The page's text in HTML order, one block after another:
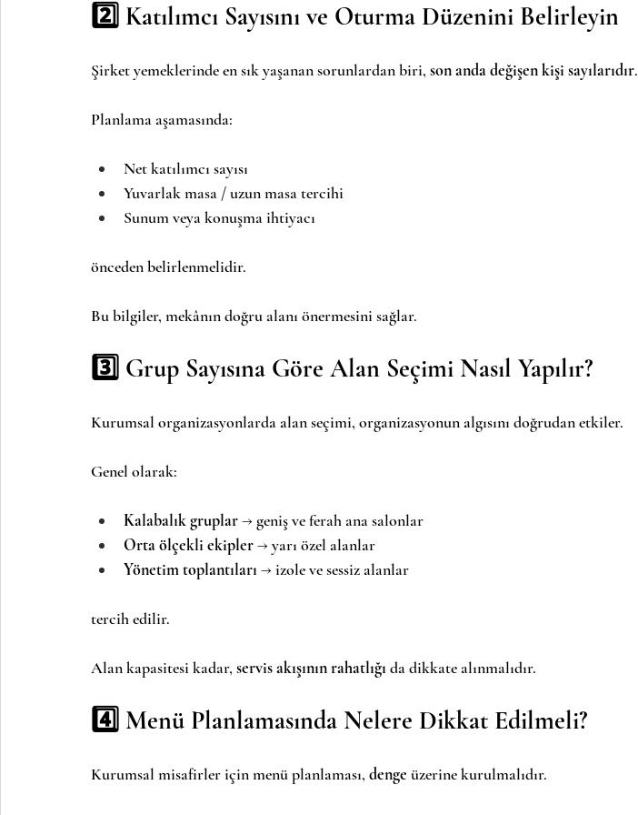
2️⃣ Katılımcı Sayısını ve Oturma Düzenini Belirleyin
Şirket yemeklerinde en sık yaşanan sorunlardan biri, son anda değişen kişi sayılarıdır.
Planlama aşamasında:
Net katılımcı sayısı
Yuvarlak masa / uzun masa tercihi
Sunum veya konuşma ihtiyacı
önceden belirlenmelidir.
Bu bilgiler, mekânın doğru alanı önermesini sağlar.
3️⃣ Grup Sayısına Göre Alan Seçimi Nasıl Yapılır?
Kurumsal organizasyonlarda alan seçimi, organizasyonun algısını doğrudan etkiler.
Genel olarak:
Kalabalık gruplar → geniş ve ferah ana salonlar
Orta ölçekli ekipler → yarı özel alanlar
Yönetim toplantıları → izole ve sessiz alanlar
tercih edilir.
Alan kapasitesi kadar, servis akışının rahatlığı da dikkate alınmalıdır.
4️⃣ Menü Planlamasında Nelere Dikkat Edilmeli?
Kurumsal misafirler için menü planlaması, denge üzerine kurulmalıdır.